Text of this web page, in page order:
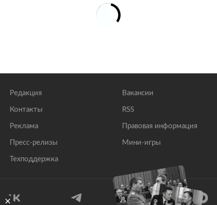
Редакция
Контакты
Реклама
Пресс-релизы
Техподдержка
Вакансии
RSS
Правовая информация
Мини-игры